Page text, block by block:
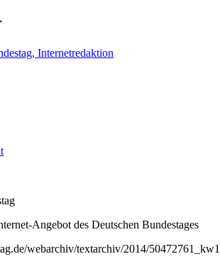
Internetredaktion
Angebot des Deutschen Bundestages
webarchiv/textarchiv/2014/